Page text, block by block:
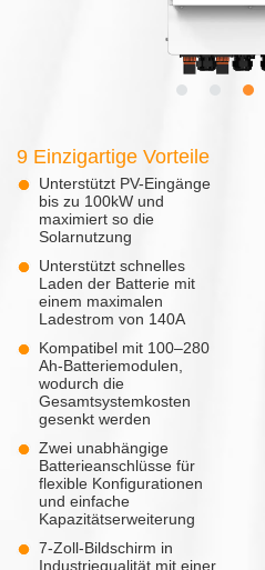
9 Einzigartige Vorteile
Unterstützt PV-Eingänge
bis zu 100kW und
maximiert so die
Solarnutzung
Unterstützt schnelles
Laden der Batterie mit
einem maximalen
Ladestrom von 140A
Kompatibel mit 100–280
Ah-Batteriemodulen,
wodurch die
Gesamtsystemkosten
gesenkt werden
Zwei unabhängige
Batterieanschlüsse für
flexible Konfigurationen
und einfache
Kapazitätserweiterung
7-Zoll-Bildschirm in
Industriequalität mit einer